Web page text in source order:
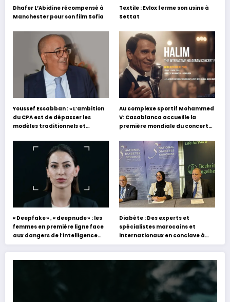
Dhafer L’Abidine récompensé à
Manchester pour son film Sofia
Textile : Evlox ferme son usine à
Settat
Youssef Essabban : « L’ambition
du CPA est de dépasser les
modèles traditionnels et
s’appuyant sur le partage des
expériences »
Au complexe sportif Mohammed
V: Casablanca accueille la
première mondiale du concert
Hafez
« Deepfake » , « deepnude » : les
femmes en première ligne face
aux dangers de l’intelligence
artificielle
Diabète : Des experts et
spécialistes marocains et
internationaux en conclave à
Tanger